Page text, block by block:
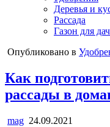
Деревья и
Рассада
Газон для
Опубликовано в
Как
рассады в
mag 24.09.2021